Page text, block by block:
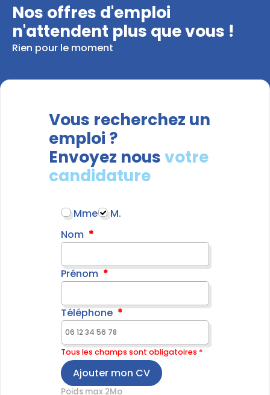
Nos offres d'emploi
n'attendent plus que vous !
Rien pour le moment
Vous recherchez un
emploi ?
Envoyez nousvotre
candidature
Mme
M.
Nom
Prénom
Téléphone
Tous les champs sont obligatoires *
Ajouter mon CV
Poids max 2Mo